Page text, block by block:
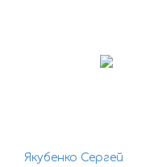
Якубенко Сергей